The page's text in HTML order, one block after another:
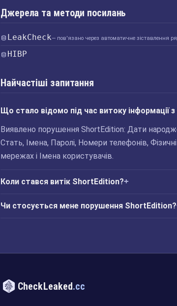
Джерела та методи посилань
LeakCheck— пов'язано через автоматичне зіставлення
HIBP
Найчастіші запитання
Що стало відомо під час витоку інформації
Виявлено порушення ShortEdition: Дати
Стать, Імена, Паролі, Номери телефонів,
мережах і Імена користувачів.
Коли стався витік ShortEdition?
Чи стосується мене порушення ShortEdition?
CheckLeaked.cc